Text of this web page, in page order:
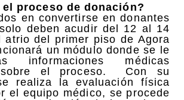
el proceso de donación?
en convertirse en donantes
deben acudir del 12 al 14
atrio del primer piso de Agora
un módulo donde se le
informaciones médicas
sobre el proceso. Con su
realiza la evaluación física
el equipo médico, se procede